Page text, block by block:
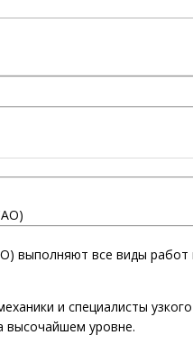
выполняют все виды
и специалисты
высочайшем уровне.